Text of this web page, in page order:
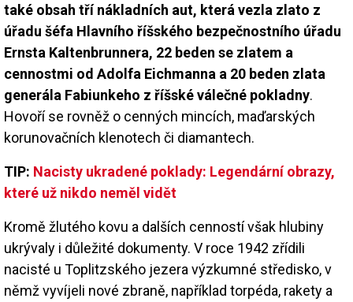
také obsah tří nákladních aut, která vezla zlato z
úřadu šéfa Hlavního říšského bezpečnostního úřadu
Ernsta Kaltenbrunnera, 22 beden se zlatem a
cennostmi od Adolfa Eichmanna a 20 beden zlata
generála Fabiunkeho z říšské válečné pokladny.
Hovoří se rovněž o cenných mincích, maďarských
korunovačních klenotech či diamantech.
TIP: Nacisty ukradené poklady: Legendární obrazy,
které už nikdo neměl vidět
Kromě žlutého kovu a dalších cenností však hlubiny
ukrývaly i důležité dokumenty. V roce 1942 zřídili
nacisté u Toplitzského jezera výzkumné středisko, v
němž vyvíjeli nové zbraně, například torpéda, rakety a